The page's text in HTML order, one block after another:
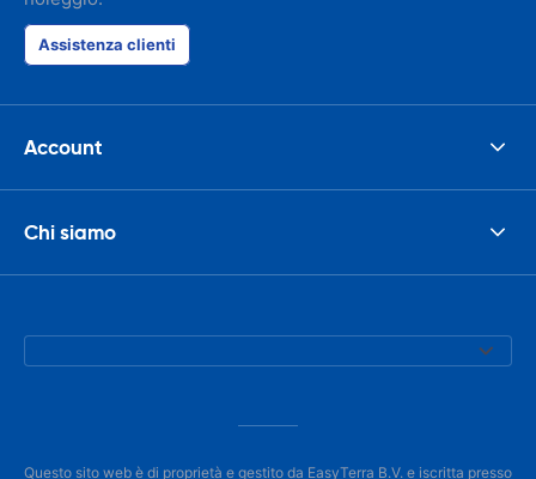
Assistenza clienti
Account
Chi siamo
Questo sito web è di proprietà e gestito da EasyTerra B.V. e iscritta presso